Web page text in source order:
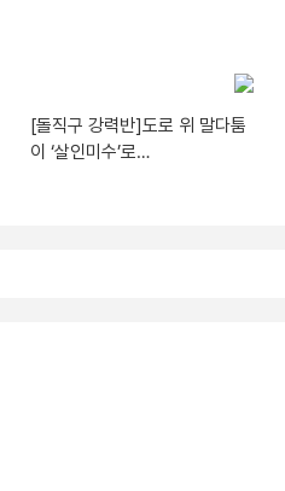
[돌직구 강력반]도로 위 말다툼
이 ‘살인미수’로…